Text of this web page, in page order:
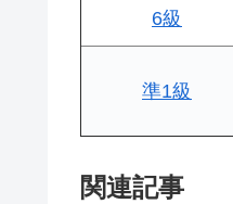
6級
準1級
関連記事